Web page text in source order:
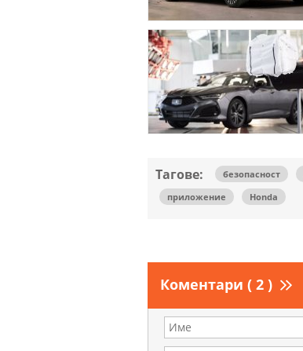
Тагове: безопасност
приложение
Honda
Коментари ( 2 )